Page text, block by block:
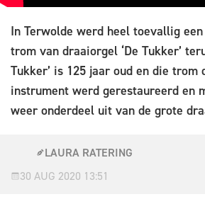
In Terwolde werd heel toevallig
trom van draaiorgel ‘De Tukker’
Tukker’ is 125 jaar oud en die trom
instrument werd gerestaureerd en
weer onderdeel uit van de grote
LAURA RATERING
30 AUG 2020 13:51